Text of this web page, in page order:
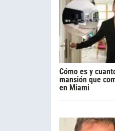
Cómo es y
mansión que
en Miami